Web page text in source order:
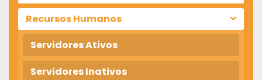
Recursos Humanos
Servidores Ativos
Servidores Inativos